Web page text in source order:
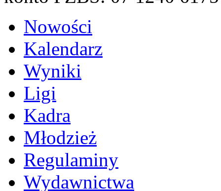
Nowości
Kalendarz
Wyniki
Ligi
Kadra
Młodzież
Regulaminy
Wydawnictwa